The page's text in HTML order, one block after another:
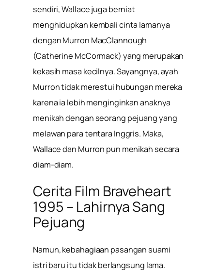
sendiri, Wallace juga berniat
menghidupkan kembali cinta lamanya
dengan Murron MacClannough
(Catherine McCormack) yang merupakan
kekasih masa kecilnya. Sayangnya, ayah
Murron tidak merestui hubungan mereka
karena ia lebih menginginkan anaknya
menikah dengan seorang pejuang yang
melawan para tentara Inggris. Maka,
Wallace dan Murron pun menikah secara
diam-diam.
Cerita Film Braveheart
1995 – Lahirnya Sang
Pejuang
Namun, kebahagiaan pasangan suami
istri baru itu tidak berlangsung lama.